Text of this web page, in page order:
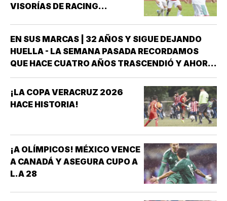
VISORÍAS DE RACING
EN SUS MARCAS | 32 AÑOS Y SIGUE DEJANDO
HUELLA - LA SEMANA PASADA RECORDAMOS
QUE HACE CUATRO AÑOS TRASCENDIÓ Y AHORA
FORMA PARTE DE LA HISTORIA DEL DEPORTE
VERACRUZANO Y DE MÉXICO LA NADADORA DEL
CLUB ACUARIO ANA ROSA GRAHAM BAZÁN *ANA
¡LA COPA VERACRUZ 2026
HACE HISTORIA!
¡A OLÍMPICOS! MÉXICO VENCE
A CANADÁ Y ASEGURA CUPO A
L.A 28